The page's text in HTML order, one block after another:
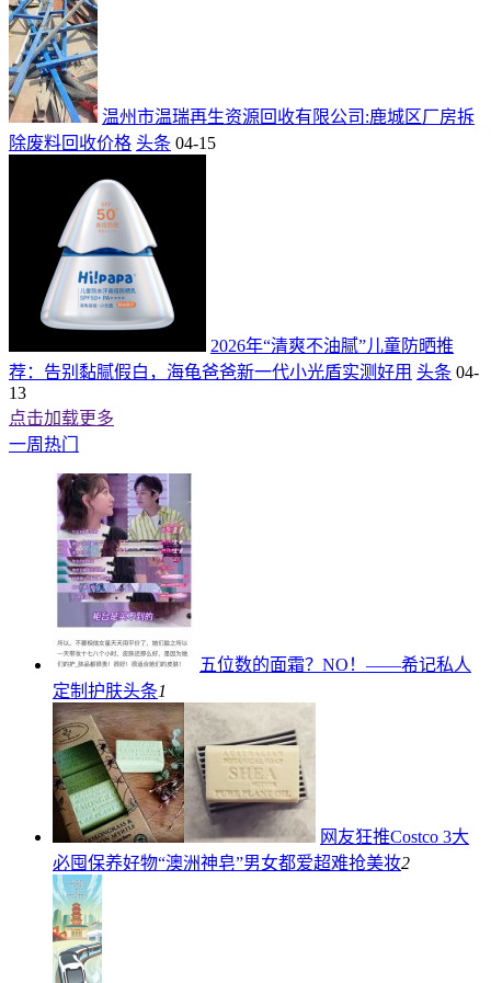
温州市温瑞再生资源回收有限公司:鹿城区厂房拆
除废料回收价格 头条 04-15
2026年“清爽不油腻”儿童防晒推
荐：告别黏腻假白，海龟爸爸新一代小光盾实测好用 头条 04-
13
点击加载更多
一周热门
五位数的面霜？NO！——希记私人
定制护肤头条1
网友狂推Costco 3大
必囤保养好物“澳洲神皂”男女都爱超难抢美妆2